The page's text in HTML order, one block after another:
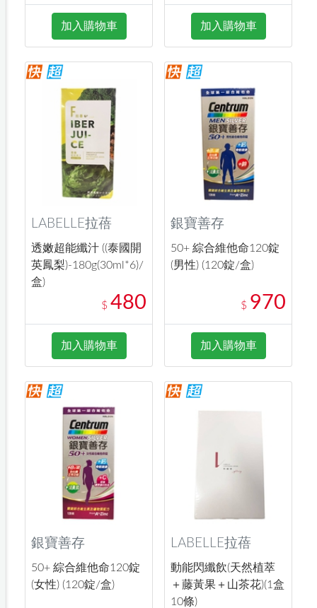
加入購物車 加入購物車
LABELLE拉蓓
透嫩超能纖汁 ((泰國開
英鳳梨)-180g(30ml*6)/
盒)
$ 480
加入購物車
銀寶善存
50+ 綜合維他命120錠
(男性) (120錠/盒)
$ 970
加入購物車
銀寶善存
50+ 綜合維他命120錠
(女性) (120錠/盒)
LABELLE拉蓓
動能閃纖飲(天然植萃
＋藤黃果＋山茶花)(1盒
10條)